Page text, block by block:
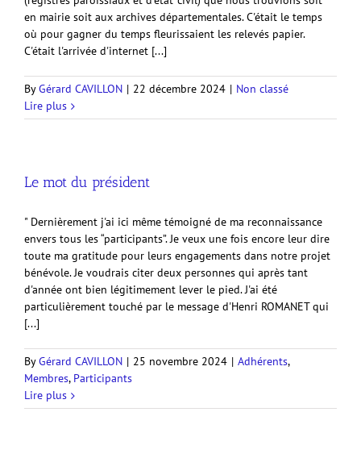
en mairie soit aux archives départementales. C'était le temps
où pour gagner du temps fleurissaient les relevés papier.
C'était l'arrivée d'internet [...]
ByGérard CAVILLON | 22 décembre 2024 | Non classé
Lire plus
Le mot du président
" Dernièrement j'ai ici même témoigné de ma reconnaissance
envers tous les “participants”. Je veux une fois encore leur dire
toute ma gratitude pour leurs engagements dans notre projet
bénévole. Je voudrais citer deux personnes qui après tant
d'année ont bien légitimement lever le pied. J'ai été
particulièrement touché par le message d'Henri ROMANET qui
[...]
ByGérard CAVILLON | 25 novembre 2024 | Adhérents,
Membres, Participants
Lire plus